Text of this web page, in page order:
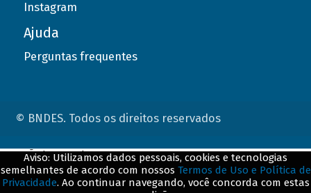
Instagram
Ajuda
Perguntas frequentes
© BNDES. Todos os direitos reservados
Aviso: Utilizamos dados pessoais, cookies e tecnologias
semelhantes de acordo com nossos Termos de Uso e Política de
Privacidade. Ao continuar navegando, você concorda com estas
ConteÃºdo complementar
${title}${badge}